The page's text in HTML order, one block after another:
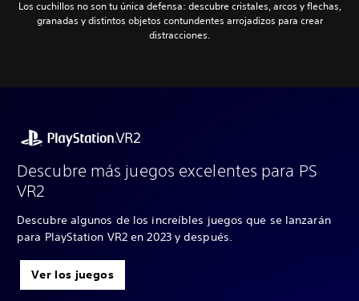
Los cuchillos no son tu única defensa: descubre cristales, arcos y flechas,
granadas y distintos objetos contundentes arrojadizos para crear
distracciones.
Descubre más juegos excelentes para PS
VR2
Descubre algunos de los increíbles juegos que se lanzarán
para PlayStation VR2 en 2023 y después.
Ver los juegos